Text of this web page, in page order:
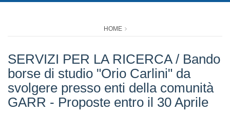
HOME
SERVIZI PER LA RICERCA / Bando
borse di studio "Orio Carlini" da
svolgere presso enti della comunità
GARR - Proposte entro il 30 Aprile